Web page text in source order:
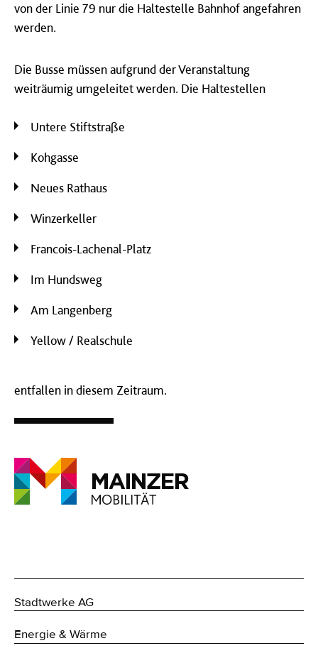
von der Linie 79 nur die Haltestelle Bahnhof angefahren
werden.
Die Busse müssen aufgrund der Veranstaltung
weiträumig umgeleitet werden. Die Haltestellen
Untere Stiftstraße
Kohgasse
Neues Rathaus
Winzerkeller
Francois-Lachenal-Platz
Im Hundsweg
Am Langenberg
Yellow / Realschule
entfallen in diesem Zeitraum.
Stadtwerke AG
Energie & Wärme